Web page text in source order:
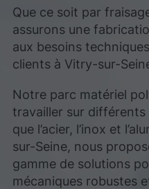
Que ce soit par
assurons une
aux besoins
clients à Vitry-sur-
Notre parc matériel
travailler sur
que l’acier, l’inox et
sur-Seine, nous
gamme de solutions
mécaniques robustes